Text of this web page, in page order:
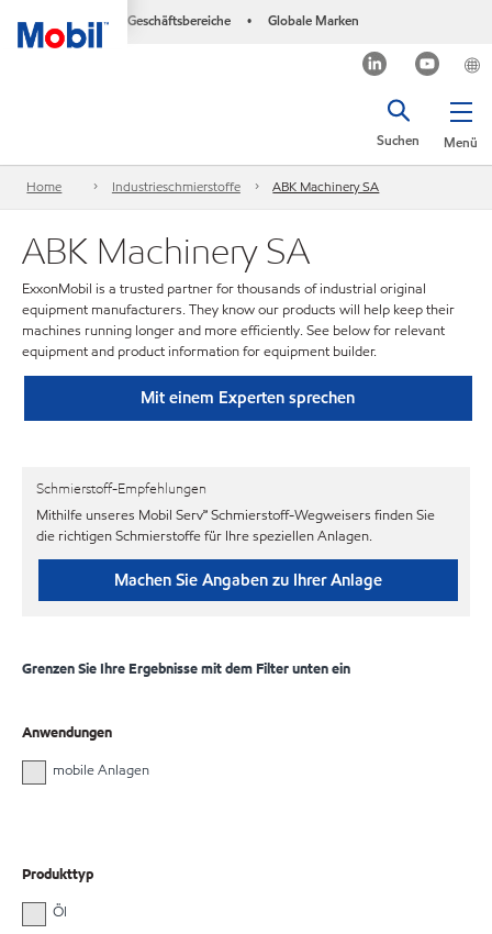
Geschäftsbereiche • Globale Marken
Menü
Suchen
Home Industrieschmierstoffe ABK Machinery SA
ABK Machinery SA
ExxonMobil is a trusted partner for thousands of industrial original
equipment manufacturers. They know our products will help keep their
machines running longer and more efficiently. See below for relevant
equipment and product information for equipment builder.
Mit einem Experten sprechen
Schmierstoff-Empfehlungen
Mithilfe unseres Mobil Serv℠ Schmierstoff-Wegweisers finden Sie
die richtigen Schmierstoffe für Ihre speziellen Anlagen.
Machen Sie Angaben zu Ihrer Anlage
Grenzen Sie Ihre Ergebnisse mit dem Filter unten ein
Anwendungen
mobile Anlagen
Produkttyp
Öl